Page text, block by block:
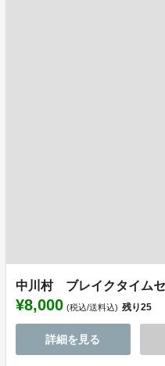
中川村 ブレイクタイムセ
¥8,000 (税込/送料込) 残り25
詳細を見る